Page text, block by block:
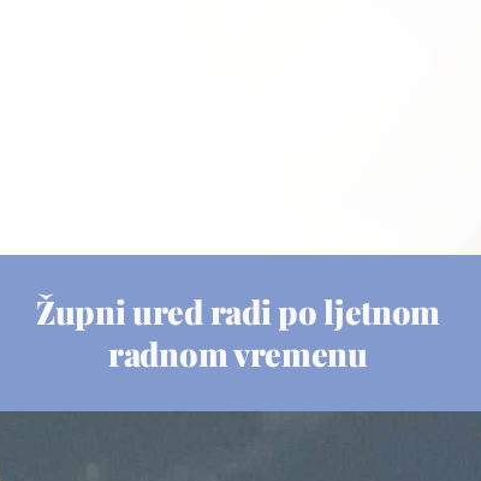
Župni ured radi po ljetnom
radnom vremenu